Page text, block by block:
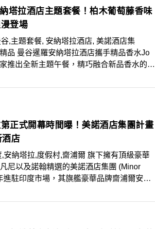
塔拉酒店主題套餐！柏木葡萄藤香味
登場
,主題套餐, 安納塔拉酒店, 美諾酒店集
品 曼谷暹羅安納塔拉酒店攜手精品香水Jo
推出全新主題午餐，精巧融合新品香水的奢
正式開幕時間曝！美諾酒店集團計畫
酒店
安納塔拉,度假村,齋浦爾 旗下擁有頂級豪華
尼以及諾翰精選的美諾酒店集團 (Minor
進駐印度市場，其旗艦豪華品牌齋浦爾安納
前於56個國家共有540多家酒店，目標在未